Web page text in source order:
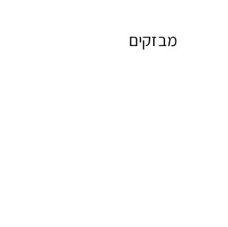
מבזקים